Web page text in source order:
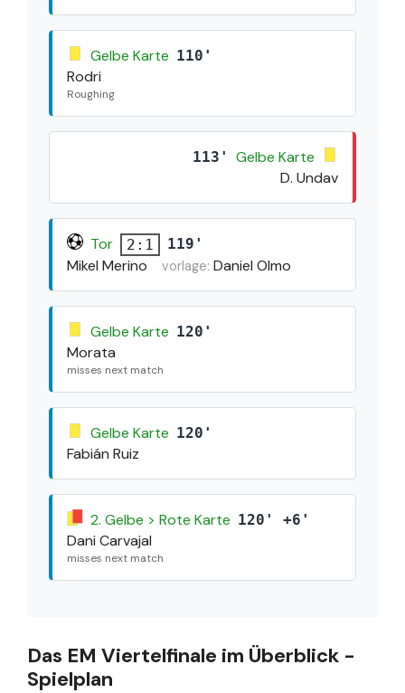
Gelbe Karte 110'
Rodri
Roughing
113'
Gelbe Karte
D. Undav
Tor 2:1 119'
Mikel Merino vorlage: Daniel Olmo
Gelbe Karte 120'
Morata
misses next match
Gelbe Karte 120'
Fabián Ruiz
2. Gelbe > Rote Karte 120' +6'
Dani Carvajal
misses next match
Das EM Viertelfinale im Überblick -
Spielplan